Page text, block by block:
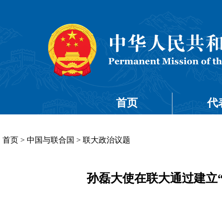
首页 代
首页 > 中国与联合国 > 联大政治议题
孙磊大使在联大通过建